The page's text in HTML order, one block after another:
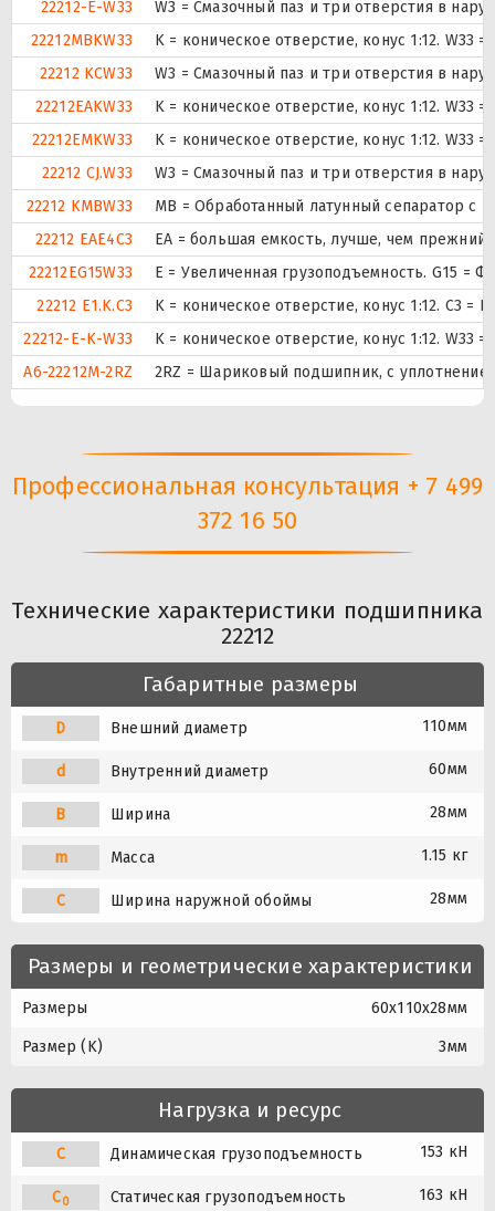
22212-E-W33
W3 = Смазочный паз и три отверстия в
22212MBKW33
K = коническое отверстие, конус 1:12.
22212 KCW33
W3 = Смазочный паз и три отверстия в
22212EAKW33
K = коническое отверстие, конус 1:12.
22212EMKW33
K = коническое отверстие, конус 1:12.
22212 CJ.W33
W3 = Смазочный паз и три отверстия в
22212 KMBW33
MB = Обработанный латунный сепаратор с
22212 EAE4C3
EA = большая емкость, лучше, чем прежний
22212EG15W33
E = Увеличенная грузоподъемность. G15 =
22212 E1.K.C3
K = коническое отверстие, конус 1:12. C3
22212-E-K-W33
K = коническое отверстие, конус 1:12.
A6-22212M-2RZ
2RZ = Шариковый подшипник, с
Профессиональная консультация + 7 499
372 16 50
Технические характеристики подшипника
22212
Габаритные размеры
D Внешний диаметр 110мм
d Внутренний диаметр 60мм
B Ширина 28мм
m Масса 1.15 кг
C Ширина наружной обоймы 28мм
Размеры и геометрические характеристики
Размеры 60x110x28мм
Размер (K) 3мм
Нагрузка и ресурс
C Динамическая грузоподъемность 153 кН
C0 Статическая грузоподъемность 163 кН